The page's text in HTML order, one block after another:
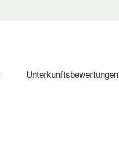
Unterkunftsbewertungen